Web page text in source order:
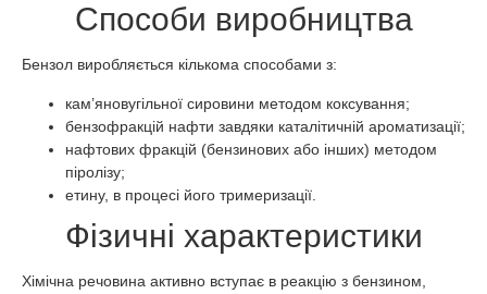
Способи виробництва
Бензол виробляється кількома способами з:
кам’яновугільної сировини методом коксування;
бензофракцій нафти завдяки каталітичній ароматизації;
нафтових фракцій (бензинових або інших) методом
піролізу;
етину, в процесі його тримеризації.
Фізичні характеристики
Хімічна речовина активно вступає в реакцію з бензином,